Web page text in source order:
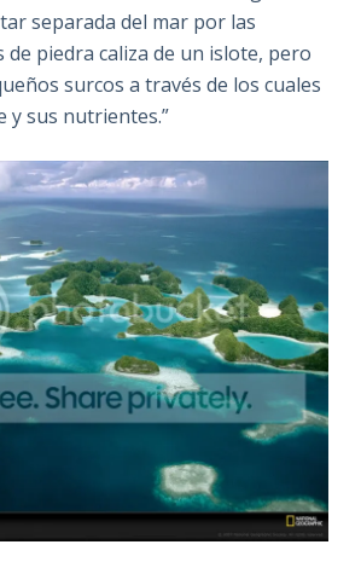
separada del mar por las
de piedra caliza de un islote, pero
surcos a través de los cuales
y sus nutrientes.”